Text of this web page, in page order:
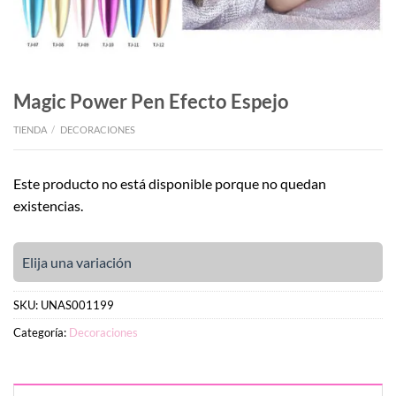
Magic Power Pen Efecto Espejo
TIENDA / DECORACIONES
Este producto no está disponible porque no quedan
existencias.
Elija una variación
SKU: UNAS001199
Categoría: Decoraciones